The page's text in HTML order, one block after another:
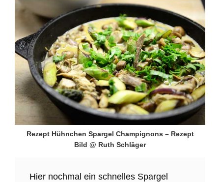
Rezept Hühnchen Spargel Champignons – Rezept
Bild @ Ruth Schläger
Hier nochmal ein schnelles Spargel